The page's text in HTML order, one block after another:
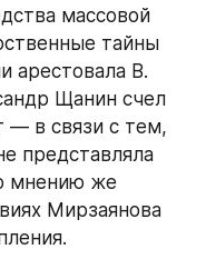
массовой
тайны
арестовала В.
Щанин счел
— в связи с тем,
представляла
мнению же
Мирзаянова